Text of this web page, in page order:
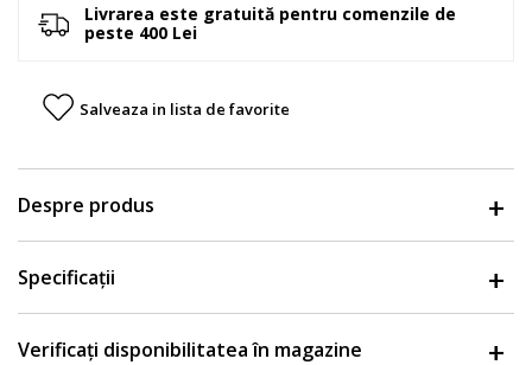
Livrarea este gratuită pentru comenzile de
peste 400 Lei
Salveaza in lista de favorite
Despre produs
Specificații
Verificați disponibilitatea în magazine